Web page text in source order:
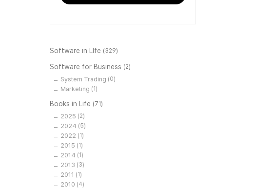
Software in LIfe (329)
Software for Business (2)
System Trading (0)
Marketing (1)
Books in Life (71)
2025 (2)
2024 (5)
2022 (1)
2015 (1)
2014 (1)
2013 (3)
2011 (1)
2010 (4)